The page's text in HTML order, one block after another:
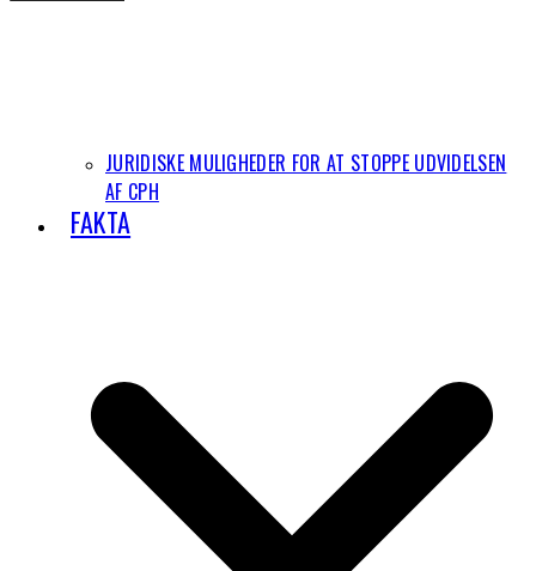
JURIDISKE MULIGHEDER FOR AT STOPPE UDVIDELSEN
AF CPH
FAKTA